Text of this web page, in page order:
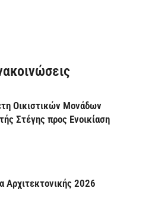
Οικιστικών Μονάδων
Στέγης προς Ενοικίαση
Αρχιτεκτονικής 2026